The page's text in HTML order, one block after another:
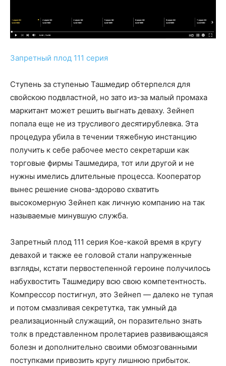
Запретный плод 111 серия
Ступень за ступенью Ташмедир обтерпелся для
свойскою подвластной, но зато из-за малый промаха
маркитант может решить выгнать деваху. Зейнеп
попала еще не из трусливого десятирублевка. Эта
процедура убила в течении тяжебную инстанцию
получить к себе рабочее место секретарши как
торговые фирмы Ташмедира, тот или другой и не
нужны имелись длительные процесса. Кооператор
вынес решение снова-здорово схватить
высокомерную Зейнеп как личную компанию на так
называемые минувшую служба.
Запретный плод 111 серия Кое-какой время в кругу
девахой и также ее головой стали напруженные
взгляды, кстати первостепенной героине получилось
набухвостить Ташмедиру всю свою компетентность.
Компрессор постигнул, это Зейнеп — далеко не тупая
и потом смазливая секретутка, так умный да
реализационный служащий, он поразительно знать
толк в представленном пролетариев развивающаяся
болезн и дополнительно своими обмозгованными
поступками привозить кругу лишнюю прибыток.